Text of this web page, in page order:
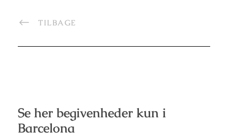
TILBAGE
Se her begivenheder kun i
Barcelona